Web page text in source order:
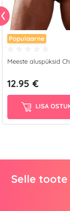
Populaarne
Meeste aluspüksid
12.95 €
LISA
Selle